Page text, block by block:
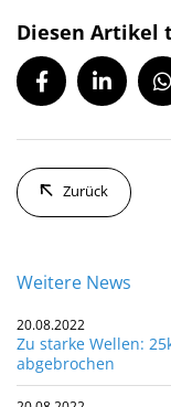
Diesen Artikel
Zurück
Weitere News
20.08.2022
Zu starke Wellen:
abgebrochen